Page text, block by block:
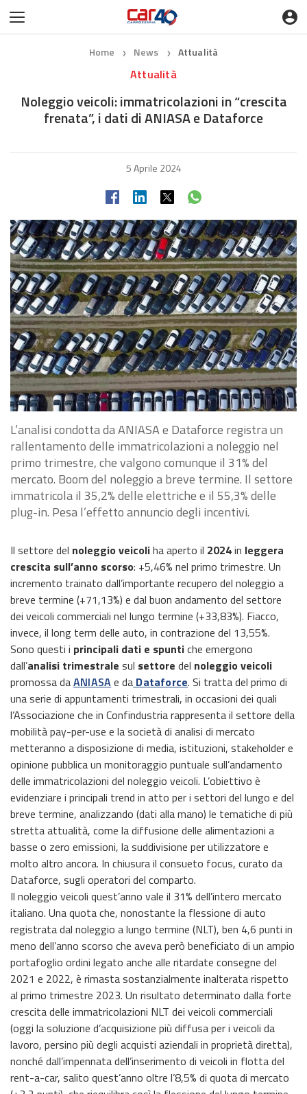
Home ❯ News ❯ Attualità
Attualità
Noleggio veicoli: immatricolazioni in “crescita
frenata”, i dati di ANIASA e Dataforce
5 Aprile 2024
L’analisi condotta da ANIASA e Dataforce registra un
rallentamento delle immatricolazioni a noleggio nel
primo trimestre, che valgono comunque il 31% del
mercato. Boom del noleggio a breve termine. Il settore
immatricola il 35,2% delle elettriche e il 55,3% delle
plug-in. Pesa l’effetto annuncio degli incentivi.
Il settore del noleggio veicoliha aperto il 2024in leggera
crescita sull’anno scorso: +5,46% nel primo trimestre. Un
incremento trainato dall’importante recupero del noleggio a
breve termine (+71,13%) e dal buon andamento del settore
dei veicoli commerciali nel lungo termine (+33,83%). Fiacco,
invece, il long term delle auto, in contrazione del 13,55%.
Sono questi i principali dati e spuntiche emergono
dall’analisi trimestrale sul settore del noleggio veicoli
promossa daANIASAe da Dataforce. Si tratta del primo di
una serie di appuntamenti trimestrali, in occasioni dei quali
l’Associazione che in Confindustria rappresenta il settore della
mobilità pay-per-use e la società di analisi di mercato
metteranno a disposizione di media, istituzioni, stakeholder e
opinione pubblica un monitoraggio puntuale sull’andamento
delle immatricolazioni del noleggio veicoli. L’obiettivo è
evidenziare i principali trend in atto per i settori del lungo e del
breve termine, analizzando (dati alla mano) le tematiche di più
stretta attualità, come la diffusione delle alimentazioni a
basse o zero emissioni, la suddivisione per utilizzatore e
molto altro ancora. In chiusura il consueto focus, curato da
Dataforce, sugli operatori del comparto.
Il noleggio veicoli quest’anno vale il 31% dell’intero mercato
italiano. Una quota che, nonostante la flessione di auto
registrata dal noleggio a lungo termine (NLT), ben 4,6 punti in
meno dell’anno scorso che aveva però beneficiato di un ampio
portafoglio ordini legato anche alle ritardate consegne del
2021 e 2022, è rimasta sostanzialmente inalterata rispetto
al primo trimestre 2023. Un risultato determinato dalla forte
crescita delle immatricolazioni NLT dei veicoli commerciali
(oggi la soluzione d’acquisizione più diffusa per i veicoli da
lavoro, persino più degli acquisti aziendali in proprietà diretta),
nonché dall’impennata dell’inserimento di veicoli in flotta del
rent-a-car, salito quest’anno oltre l’8,5% di quota di mercato